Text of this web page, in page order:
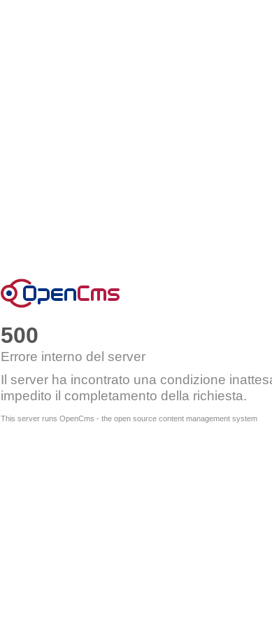
500
Errore interno del server
Il server ha incontrato una condizione
impedito il completamento della richiesta.
This server runs OpenCms - the open source content management system